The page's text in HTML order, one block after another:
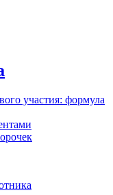
участия: формула